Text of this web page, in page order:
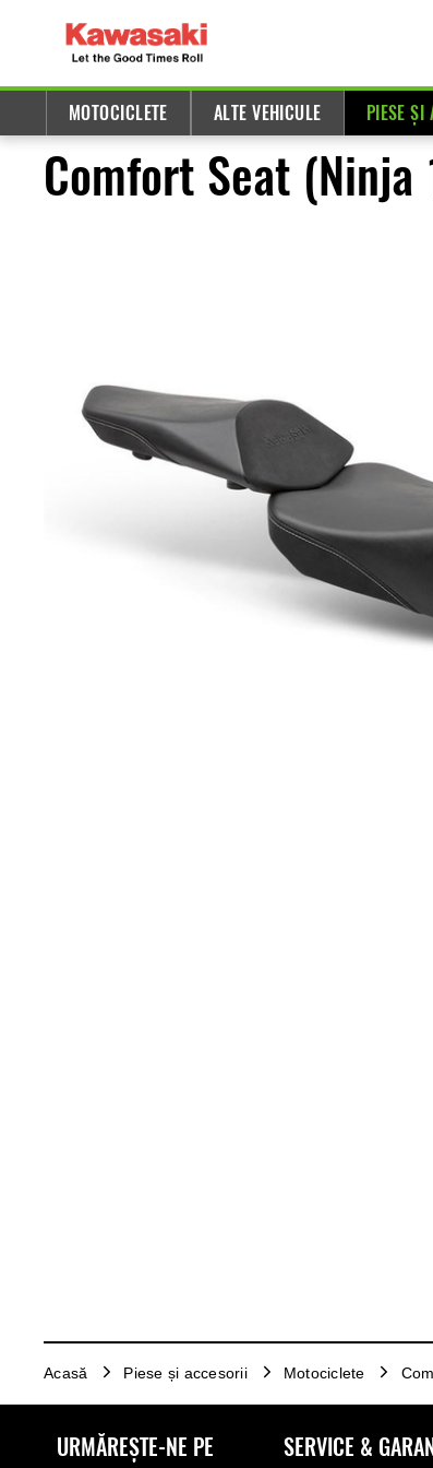
MOTOCICLETE ALTE VEHICULE PIESE ȘI
Comfort Seat (Ninja
Acasă Piese și accesorii Motociclete
URMĂREȘTE-NE PE SERVICE &